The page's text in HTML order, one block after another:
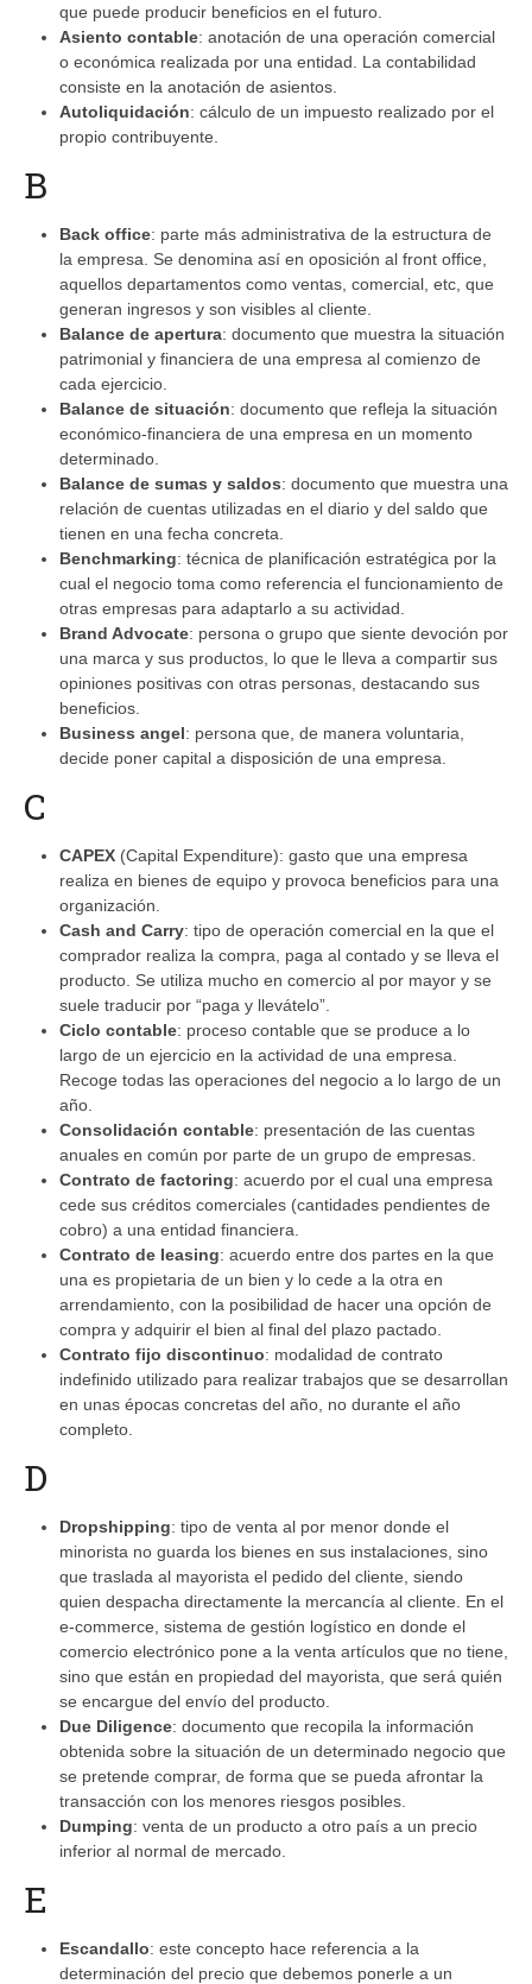
que puede producir beneficios en el futuro.
Asiento contable: anotación de una operación comercial
o económica realizada por una entidad. La contabilidad
consiste en la anotación de asientos.
Autoliquidación: cálculo de un impuesto realizado por el
propio contribuyente.
B
Back office: parte más administrativa de la estructura de
la empresa. Se denomina así en oposición al front office,
aquellos departamentos como ventas, comercial, etc, que
generan ingresos y son visibles al cliente.
Balance de apertura: documento que muestra la situación
patrimonial y financiera de una empresa al comienzo de
cada ejercicio.
Balance de situación: documento que refleja la situación
económico-financiera de una empresa en un momento
determinado.
Balance de sumas y saldos: documento que muestra una
relación de cuentas utilizadas en el diario y del saldo que
tienen en una fecha concreta.
Benchmarking: técnica de planificación estratégica por la
cual el negocio toma como referencia el funcionamiento de
otras empresas para adaptarlo a su actividad.
Brand Advocate: persona o grupo que siente devoción por
una marca y sus productos, lo que le lleva a compartir sus
opiniones positivas con otras personas, destacando sus
beneficios.
Business angel: persona que, de manera voluntaria,
decide poner capital a disposición de una empresa.
C
CAPEX (Capital Expenditure): gasto que una empresa
realiza en bienes de equipo y provoca beneficios para una
organización.
Cash and Carry: tipo de operación comercial en la que el
comprador realiza la compra, paga al contado y se lleva el
producto. Se utiliza mucho en comercio al por mayor y se
suele traducir por “paga y llevátelo”.
Ciclo contable: proceso contable que se produce a lo
largo de un ejercicio en la actividad de una empresa.
Recoge todas las operaciones del negocio a lo largo de un
año.
Consolidación contable: presentación de las cuentas
anuales en común por parte de un grupo de empresas.
Contrato de factoring: acuerdo por el cual una empresa
cede sus créditos comerciales (cantidades pendientes de
cobro) a una entidad financiera.
Contrato de leasing: acuerdo entre dos partes en la que
una es propietaria de un bien y lo cede a la otra en
arrendamiento, con la posibilidad de hacer una opción de
compra y adquirir el bien al final del plazo pactado.
Contrato fijo discontinuo: modalidad de contrato
indefinido utilizado para realizar trabajos que se desarrollan
en unas épocas concretas del año, no durante el año
completo.
D
Dropshipping: tipo de venta al por menor donde el
minorista no guarda los bienes en sus instalaciones, sino
que traslada al mayorista el pedido del cliente, siendo
quien despacha directamente la mercancía al cliente. En el
e-commerce, sistema de gestión logístico en donde el
comercio electrónico pone a la venta artículos que no tiene,
sino que están en propiedad del mayorista, que será quién
se encargue del envío del producto.
Due Diligence: documento que recopila la información
obtenida sobre la situación de un determinado negocio que
se pretende comprar, de forma que se pueda afrontar la
transacción con los menores riesgos posibles.
Dumping: venta de un producto a otro país a un precio
inferior al normal de mercado.
E
Escandallo: este concepto hace referencia a la
determinación del precio que debemos ponerle a un